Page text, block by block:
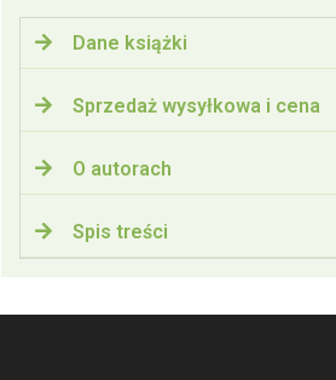
Dane książki
Sprzedaż wysyłkowa i cena
O autorach
Spis treści